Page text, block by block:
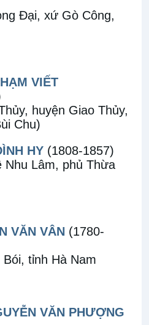
Đại, xứ Gò Công,
VIẾT
huyện Giao Thủy,
Chu)
HY (1808-1857)
Nhu Lâm, phủ Thừa
VĂN VÂN (1780-
tỉnh Hà Nam
VĂN PHƯỢNG